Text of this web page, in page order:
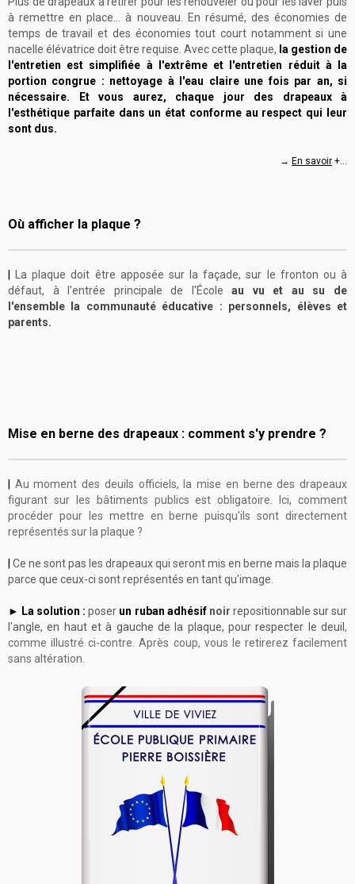
à remettre en place... à nouveau. En résumé, des économies de
temps de travail et des économies tout court notamment si une
nacelle élévatrice doit être requise. Avec cette plaque, la gestion de
l'entretien est simplifiée à l'extrême et l'entretien réduit à la
portion congrue : nettoyage à l'eau claire une fois par an, si
nécessaire. Et vous aurez, chaque jour des drapeaux à
l'esthétique parfaite dans un état conforme au respect qui leur
sont dus.
→ En savoir +...
Où afficher la plaque ?
La plaque doit être apposée sur la façade, sur le fronton ou à
défaut, à l'entrée principale de l'École
au vu et au su de
l'ensemble la communauté éducative : personnels, élèves et
parents.
Mise en berne des drapeaux : comment s'y prendre ?
Au moment des deuils officiels, la mise en berne des drapeaux
figurant sur les bâtiments publics est obligatoire. Ici, comment
procéder pour les mettre en berne puisqu'ils sont directement
représentés sur la plaque ?
Ce ne sont pas les drapeaux qui seront mis en berne mais la plaque
parce que ceux-ci sontreprésentés en tant qu'image.
► La solution :poser un ruban adhésifnoir repositionnable sur sur
l'angle, en haut et à gauche de la plaque, pour respecter le deuil ,
comme illustré ci-contre. Après coup, vous le retirerez facilement
sans altération.